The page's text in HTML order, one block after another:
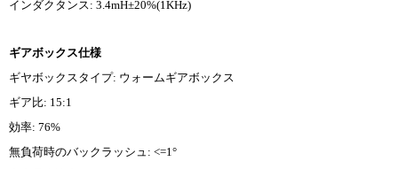
インダクタンス: 3.4mH±20%(1KHz)
ギアボックス仕様
ギヤボックスタイプ: ウォームギアボックス
ギア比: 15:1
効率: 76%
無負荷時のバックラッシュ: <=1°